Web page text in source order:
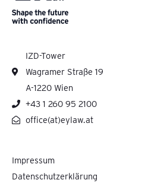
IZD-Tower
Wagramer Straße 19
A-1220 Wien
+43 1 260 95 2100
office(at)eylaw.at
Impressum
Datenschutzerklärung